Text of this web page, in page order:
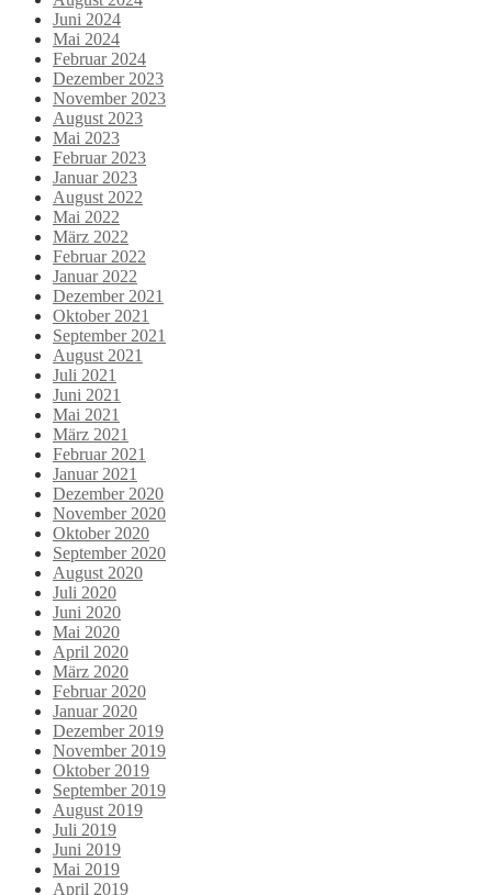
Juni 2024
Mai 2024
Februar 2024
Dezember 2023
November 2023
August 2023
Mai 2023
Februar 2023
Januar 2023
August 2022
Mai 2022
März 2022
Februar 2022
Januar 2022
Dezember 2021
Oktober 2021
September 2021
August 2021
Juli 2021
Juni 2021
Mai 2021
März 2021
Februar 2021
Januar 2021
Dezember 2020
November 2020
Oktober 2020
September 2020
August 2020
Juli 2020
Juni 2020
Mai 2020
April 2020
März 2020
Februar 2020
Januar 2020
Dezember 2019
November 2019
Oktober 2019
September 2019
August 2019
Juli 2019
Juni 2019
Mai 2019
April 2019